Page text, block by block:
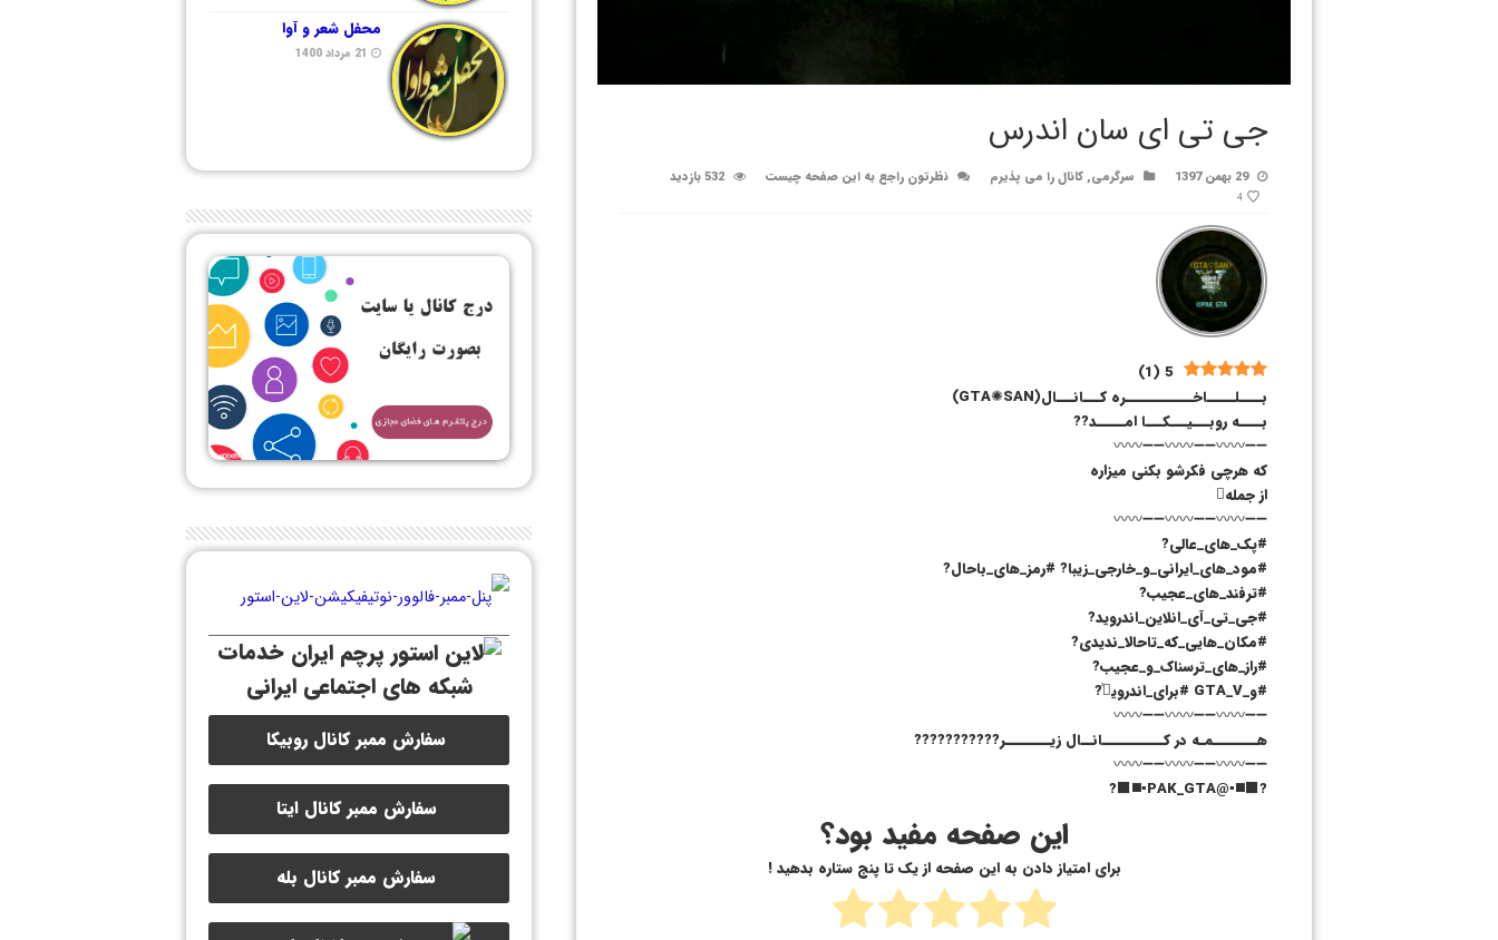
جی تی ای سان اندرس
29 بهمن 1397 سرگرمی,کانال را می پذیرم نظرتون راجع به این صفحه چیست 532 بازدید
4
5
(
1
)
بــــلـــــاخــــــــــــره کـــانـــال(GTA✺SAN)
بــــه روبـــیـــکـــا امـــــد??
➖➖〰〰➖➖〰〰➖➖〰〰
که هرچی فکرشو بکنی میزاره
از جمله
➖➖〰〰➖➖〰〰➖➖〰〰
#پک_های_عالی?
#مود_های_ایرانی_و_خارجی_زیبا? #رمز_های_باحال?
#ترفند_های_عجیب?
#جی_تی_آی_انلاین_اندروید?
#مکان_هایی_که_تاحالا_ندیدی?
#راز_های_ترسناک_و_عجیب?
#و_GTA_V #برای_اندرویدᷦ?
➖➖〰〰➖➖〰〰➖➖〰〰
هــــــــمـه در کـــــــــــانــال زیــــــــر???????????
➖➖〰〰➖➖〰〰➖➖〰〰
?⬛️◼️▪️@PAK_GTA▪️◼️⬛️?
این صفحه مفید بود؟
برای امتیاز دادن به این صفحه از یک تا پنج ستاره بدهید !
محفل شعر و آوا
21 مرداد 1400
خدمات
شبکه های اجتماعی ایرانی
سفارش ممبر کانال روبیکا
سفارش ممبر کانال ایتا
سفارش ممبر کانال بله